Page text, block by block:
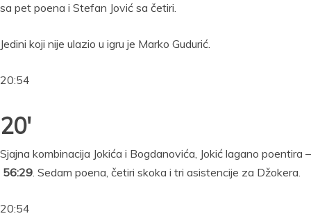
sa pet poena i Stefan Jović sa četiri.
Jedini koji nije ulazio u igru je Marko Gudurić.
20:54
20′
Sjajna kombinacija Jokića i Bogdanovića, Jokić lagano poentira –
56:29. Sedam poena, četiri skoka i tri asistencije za Džokera.
20:54